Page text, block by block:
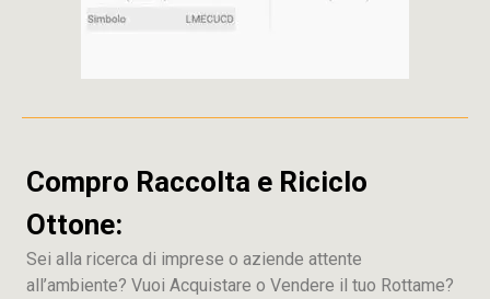
Compro Raccolta e Riciclo
Ottone:
Sei alla ricerca di imprese o aziende attente
all’ambiente? Vuoi Acquistare o Vendere il tuo Rottame?